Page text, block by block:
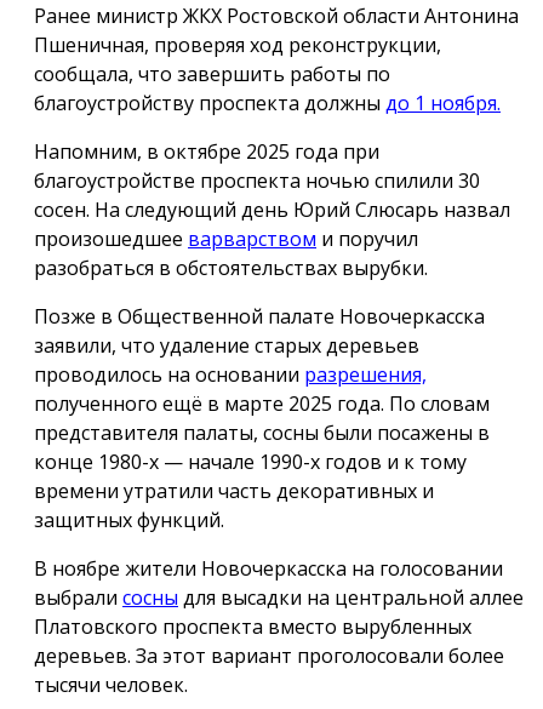
Ранее министр ЖКХ Ростовской области Антонина
Пшеничная, проверяя ход реконструкции,
сообщала, что завершить работы по
благоустройству проспекта должны до 1 ноября.
Напомним, в октябре 2025 года при
благоустройстве проспекта ночью спилили 30
сосен. На следующий день Юрий Слюсарь назвал
произошедшее варварством и поручил
разобраться в обстоятельствах вырубки.
Позже в Общественной палате Новочеркасска
заявили, что удаление старых деревьев
проводилось на основании разрешения,
полученного ещё в марте 2025 года. По словам
представителя палаты, сосны были посажены в
конце 1980-х — начале 1990-х годов и к тому
времени утратили часть декоративных и
защитных функций.
В ноябре жители Новочеркасска на голосовании
выбрали сосны для высадки на центральной аллее
Платовского проспекта вместо вырубленных
деревьев. За этот вариант проголосовали более
тысячи человек.